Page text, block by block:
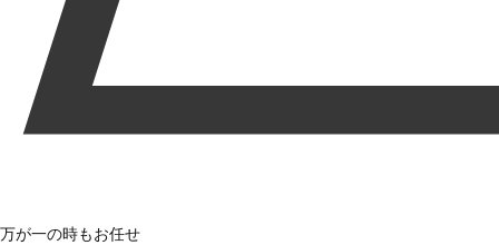
万が一の時もお任せ